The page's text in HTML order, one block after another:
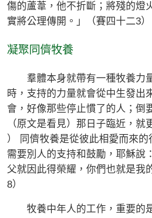
傷的蘆葦，他不折斷；將殘的燈
實將公理傳開。」（賽四十二3）
凝聚同儕牧養
羣體本身就帶有一種牧養力
時，支持的力量就會從中生發出
會，好像那些停止慣了的人；倒
（原文是看見）那日子臨近，就
） 同儕牧養是從彼此相愛而來
需要別人的支持和鼓勵，耶穌說
父就因此得榮耀，你們也就是我
8）
牧養中年人的工作，重要的是